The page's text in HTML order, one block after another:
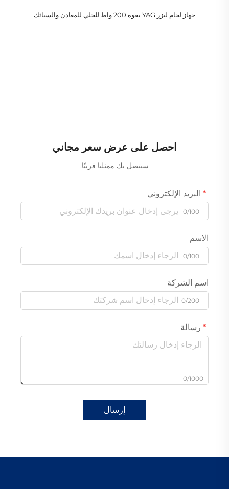
جهاز لحام ليزر YAG بقوة 200 واط للحلي للمعادن والسبائك
احصل على عرض سعر مجاني
سيتصل بك ممثلنا قريبًا.
البريد الإلكتروني
0/100
الاسم
0/100
اسم الشركة
0/200
رسالة
0/1000
إرسال